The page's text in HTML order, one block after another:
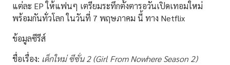
แต่ละ EP ให้แฟนๆ เตรียมระทึกตั้งตารอวันเปิดเทอมใหม่
พร้อมกันทั่วโลก ในวันที่ 7 พฤษภาคม นี้ ทาง Netflix
ข้อมูลซีรีส์
ชื่อเรื่อง: เด็กใหม่ ซีซั่น 2 (Girl From Nowhere Season 2)